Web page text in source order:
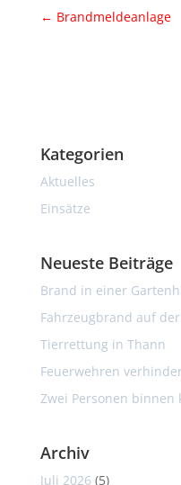
← Brandmeldeanlage
Kategorien
Aktuelles
Einsätze
Neueste Beiträge
Brand in einer
Fahrzeugbrand auf der
Tierrettung in Thann
Feuerwehren
Zwei Personen
Archiv
Juli 2026 (5)